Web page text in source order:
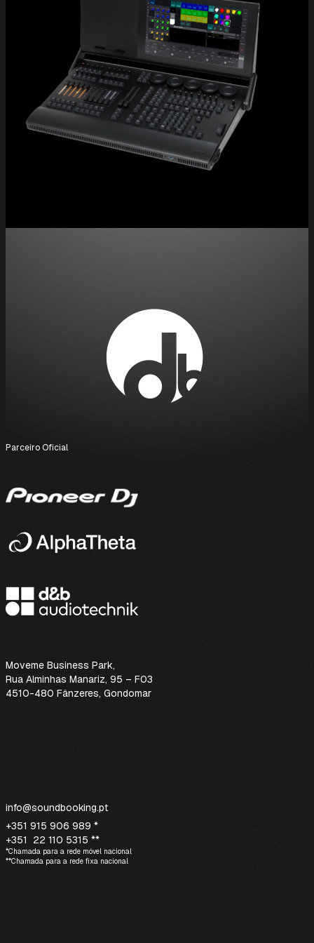
Parceiro Oficial
Moveme Business Park,
Rua Alminhas Manariz, 95 – F03
4510-480 Fânzeres, Gondomar
info@soundbooking.pt
+351 915 906 989 *
+351 22 110 5315 **
*Chamada para a rede móvel nacional
**Chamada para a rede fixa nacional